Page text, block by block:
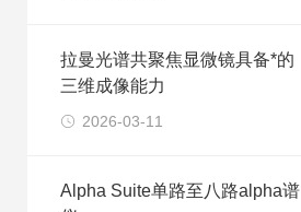
拉曼光谱共聚焦显微镜具备*的
三维成像能力
2026-03-11
Alpha Suite单路至八路alpha谱